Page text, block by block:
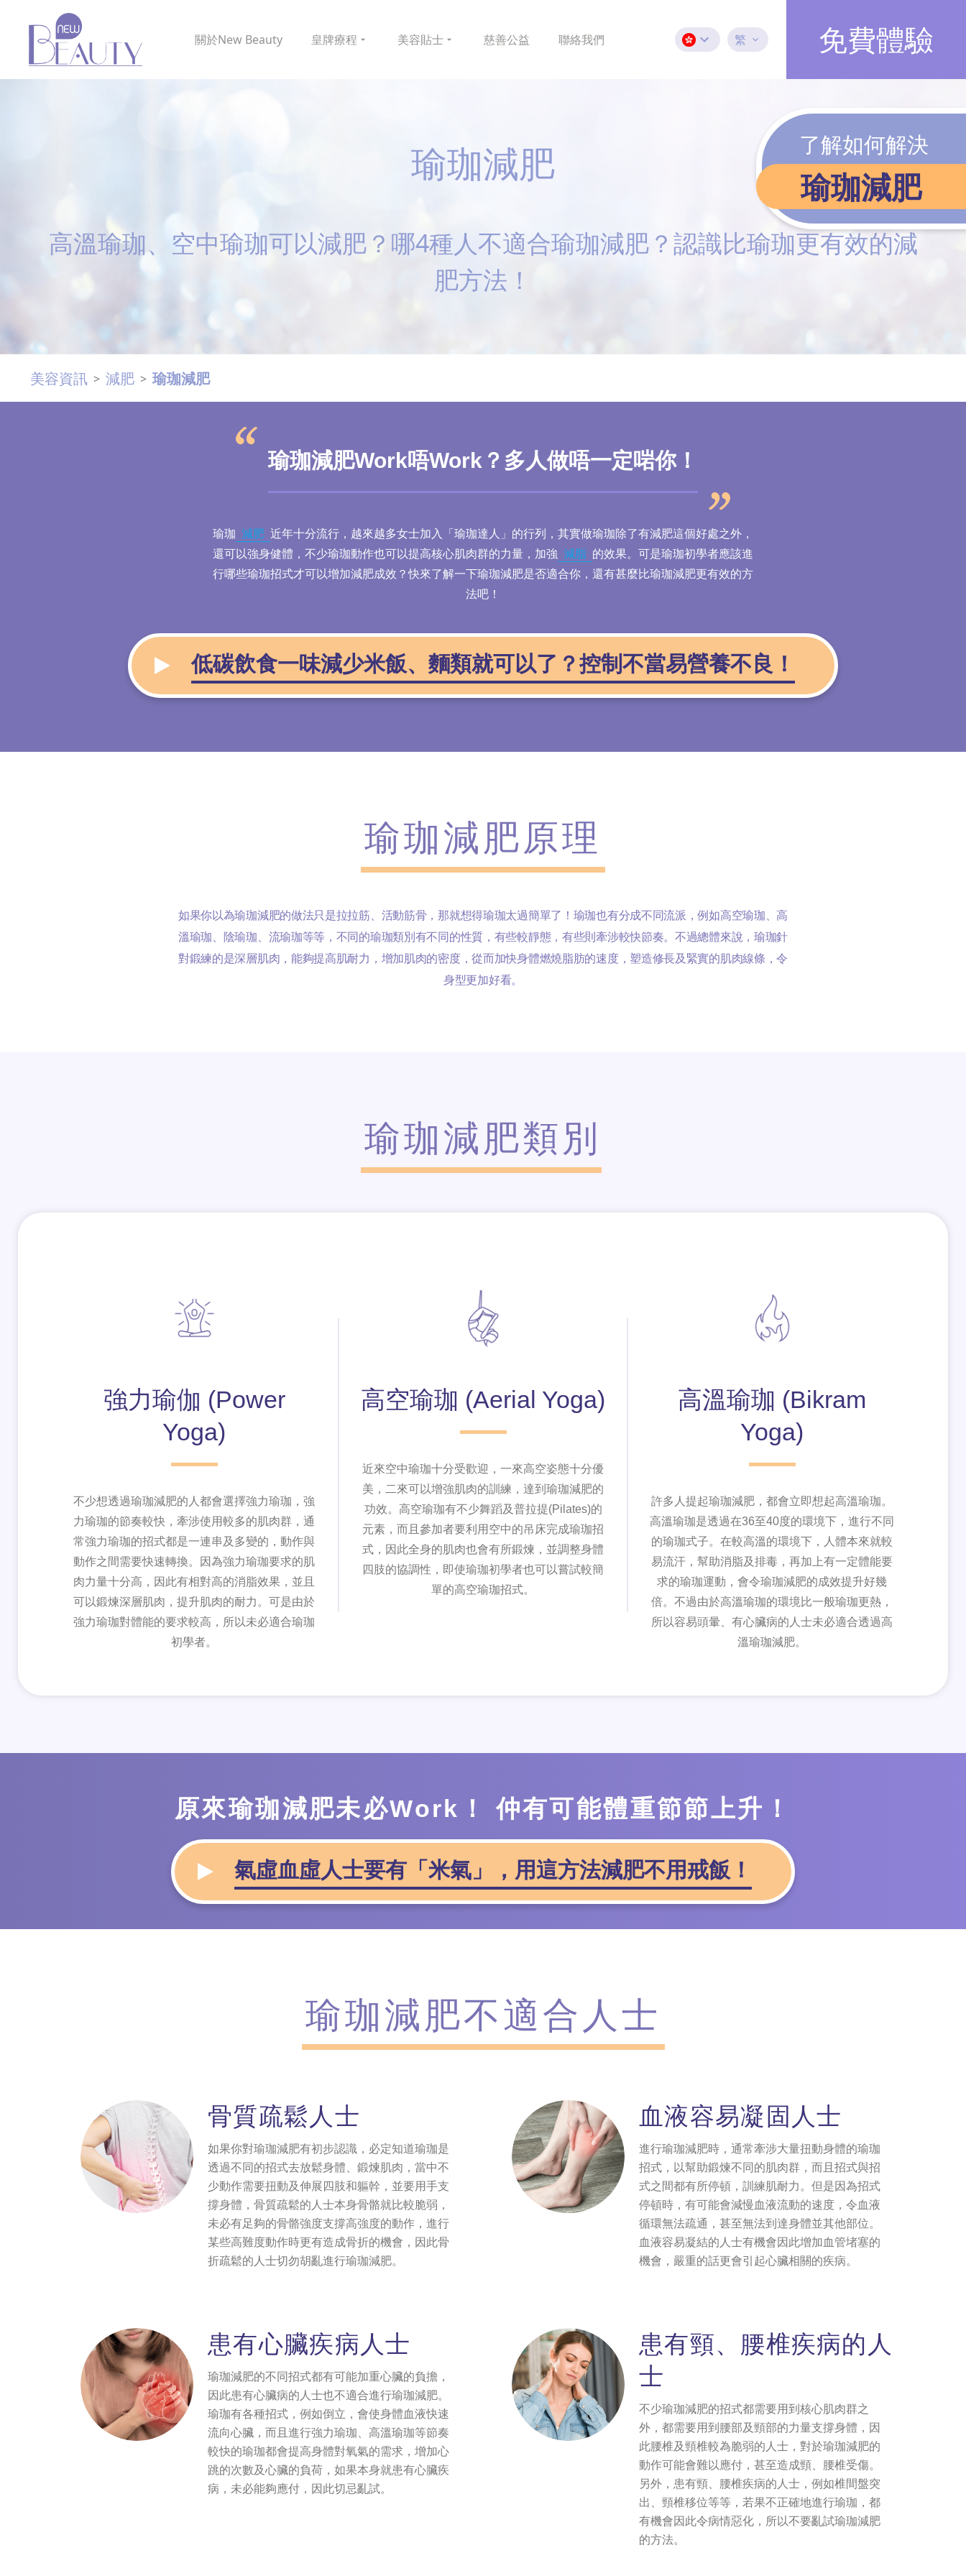
關於New Beauty 皇牌療程 美容貼士 慈善公益 聯絡我們 繁 免費體驗
了解如何解決
瑜珈減肥
瑜珈減肥
高溫瑜珈、空中瑜珈可以減肥？哪4種人不適合瑜珈減肥？認識比瑜珈更有效的減
肥方法！
美容資訊 > 減肥 > 瑜珈減肥
瑜珈減肥Work唔Work？多人做唔一定啱你！
瑜珈 減肥 近年十分流行，越來越多女士加入「瑜珈達人」的行列，其實做瑜珈除了有減肥這個好處之外，
還可以強身健體，不少瑜珈動作也可以提高核心肌肉群的力量，加強 減脂 的效果。可是瑜珈初學者應該進
行哪些瑜珈招式才可以增加減肥成效？快來了解一下瑜珈減肥是否適合你，還有甚麼比瑜珈減肥更有效的方
法吧！
低碳飲食一味減少米飯、麵類就可以了？控制不當易營養不良！
瑜珈減肥原理
如果你以為瑜珈減肥的做法只是拉拉筋、活動筋骨，那就想得瑜珈太過簡單了！瑜珈也有分成不同流派，例如高空瑜珈、高
溫瑜珈、陰瑜珈、流瑜珈等等，不同的瑜珈類別有不同的性質，有些較靜態，有些則牽涉較快節奏。不過總體來說，瑜珈針
對鍛練的是深層肌肉，能夠提高肌耐力，增加肌肉的密度，從而加快身體燃燒脂肪的速度，塑造修長及緊實的肌肉線條，令
身型更加好看。
瑜珈減肥類別
強力瑜伽 (Power
Yoga)
不少想透過瑜珈減肥的人都會選擇強力瑜珈，強
力瑜珈的節奏較快，牽涉使用較多的肌肉群，通
常強力瑜珈的招式都是一連串及多變的，動作與
動作之間需要快速轉換。因為強力瑜珈要求的肌
肉力量十分高，因此有相對高的消脂效果，並且
可以鍛煉深層肌肉，提升肌肉的耐力。可是由於
強力瑜珈對體能的要求較高，所以未必適合瑜珈
初學者。
高空瑜珈 (Aerial Yoga)
近來空中瑜珈十分受歡迎，一來高空姿態十分優
美，二來可以增強肌肉的訓練，達到瑜珈減肥的
功效。高空瑜珈有不少舞蹈及普拉提(Pilates)的
元素，而且參加者要利用空中的吊床完成瑜珈招
式，因此全身的肌肉也會有所鍛煉，並調整身體
四肢的協調性，即使瑜珈初學者也可以嘗試較簡
單的高空瑜珈招式。
高溫瑜珈 (Bikram
Yoga)
許多人提起瑜珈減肥，都會立即想起高溫瑜珈。
高溫瑜珈是透過在36至40度的環境下，進行不同
的瑜珈式子。在較高溫的環境下，人體本來就較
易流汗，幫助消脂及排毒，再加上有一定體能要
求的瑜珈運動，會令瑜珈減肥的成效提升好幾
倍。不過由於高溫瑜珈的環境比一般瑜珈更熱，
所以容易頭暈、有心臟病的人士未必適合透過高
溫瑜珈減肥。
原來瑜珈減肥未必Work！ 仲有可能體重節節上升！
氣虛血虛人士要有「米氣」，用這方法減肥不用戒飯！
瑜珈減肥不適合人士
骨質疏鬆人士
如果你對瑜珈減肥有初步認識，必定知道瑜珈是
透過不同的招式去放鬆身體、鍛煉肌肉，當中不
少動作需要扭動及伸展四肢和軀幹，並要用手支
撐身體，骨質疏鬆的人士本身骨骼就比較脆弱，
未必有足夠的骨骼強度支撐高強度的動作，進行
某些高難度動作時更有造成骨折的機會，因此骨
折疏鬆的人士切勿胡亂進行瑜珈減肥。
血液容易凝固人士
進行瑜珈減肥時，通常牽涉大量扭動身體的瑜珈
招式，以幫助鍛煉不同的肌肉群，而且招式與招
式之間都有所停頓，訓練肌耐力。但是因為招式
停頓時，有可能會減慢血液流動的速度，令血液
循環無法疏通，甚至無法到達身體並其他部位。
血液容易凝結的人士有機會因此增加血管堵塞的
機會，嚴重的話更會引起心臟相關的疾病。
患有心臟疾病人士
瑜珈減肥的不同招式都有可能加重心臟的負擔，
因此患有心臟病的人士也不適合進行瑜珈減肥。
瑜珈有各種招式，例如倒立，會使身體血液快速
流向心臟，而且進行強力瑜珈、高溫瑜珈等節奏
較快的瑜珈都會提高身體對氧氣的需求，增加心
跳的次數及心臟的負荷，如果本身就患有心臟疾
病，未必能夠應付，因此切忌亂試。
患有頸、腰椎疾病的人
士
不少瑜珈減肥的招式都需要用到核心肌肉群之
外，都需要用到腰部及頸部的力量支撐身體，因
此腰椎及頸椎較為脆弱的人士，對於瑜珈減肥的
動作可能會難以應付，甚至造成頸、腰椎受傷。
另外，患有頸、腰椎疾病的人士，例如椎間盤突
出、頸椎移位等等，若果不正確地進行瑜珈，都
有機會因此令病情惡化，所以不要亂試瑜珈減肥
的方法。